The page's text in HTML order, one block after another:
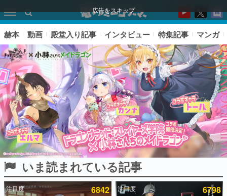
広告をスキップ
ピックアップ
赫本 動画 殿堂入り記事 インタビュー 特集記事 マンガ
いま読まれている記事
注目度 6842 注目度 6798